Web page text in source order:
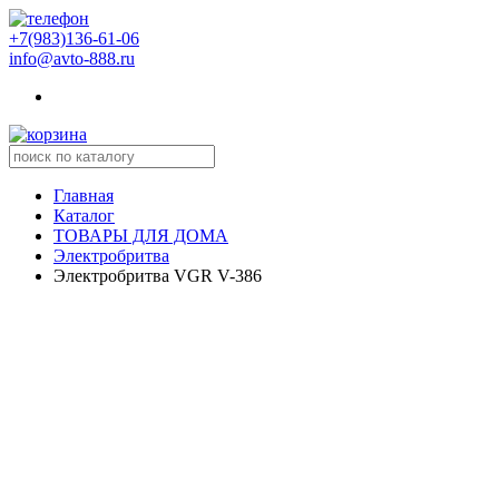
+7(983)136-61-06
info@avto-888.ru
Главная
Каталог
ТОВАРЫ ДЛЯ ДОМА
Электробритва
Электробритва VGR V-386